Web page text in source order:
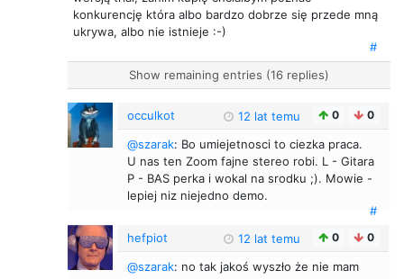
konkurencję która albo bardzo dobrze się przede mną
ukrywa, albo nie istnieje :-)
#
Show remaining entries (16 replies)
occulkot 12 lat temu 0 0
@szarak: Bo umiejetnosci to ciezka praca.
U nas ten Zoom fajne stereo robi. L - Gitara
P - BAS perka i wokal na srodku ;). Mowie -
lepiej niz niejedno demo.
#
hefpiot
12 lat temu 0 0
@szarak: no tak jakoś wyszło że nie mam